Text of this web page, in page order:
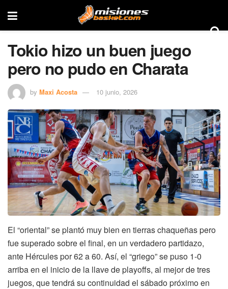
Tokio hizo un buen juego
pero no pudo en Charata
by Maxi Acosta 10 junio, 2026
El “oriental” se plantó muy bien en tierras chaqueñas pero
fue superado sobre el final, en un verdadero partidazo,
ante Hércules por 62 a 60. Así, el “griego” se puso 1-0
arriba en el inicio de la llave de playoffs, al mejor de tres
juegos, que tendrá su continuidad el sábado próximo en